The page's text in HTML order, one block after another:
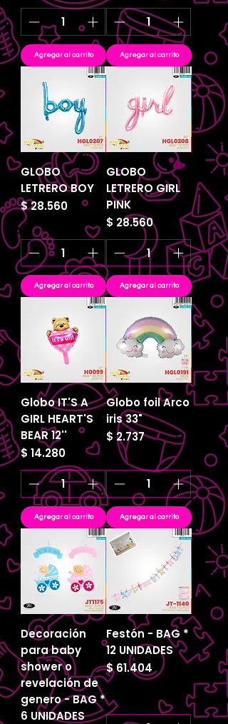
Agregar al carrito Agregar al carrito
GLOBO
LETRERO BOY
Precio
$ 28.560
Agregar al carrito
GLOBO
LETRERO GIRL
PINK
Precio
$ 28.560
Agregar al carrito
Globo IT'S A
GIRL HEART'S
BEAR 12''
Precio
$ 14.280
Agregar al carrito
Globo foil Arco
iris 33"
Precio
$ 2.737
Agregar al carrito
Decoración
para baby
shower o
revelación de
genero - BAG *
6 UNIDADES
Festón - BAG *
12 UNIDADES
Precio
$ 61.404